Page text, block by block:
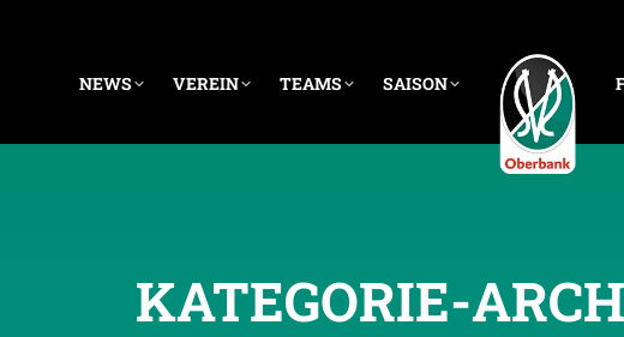
NEWS VEREIN TEAMS SAISON
KATEGORIE-